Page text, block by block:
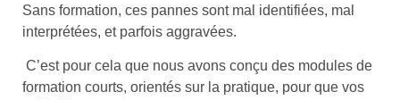
Sans formation, ces pannes sont mal identifiées, mal
interprétées, et parfois aggravées.
C’est pour cela que nous avons conçu des modules de
formation courts, orientés sur la pratique, pour que vos